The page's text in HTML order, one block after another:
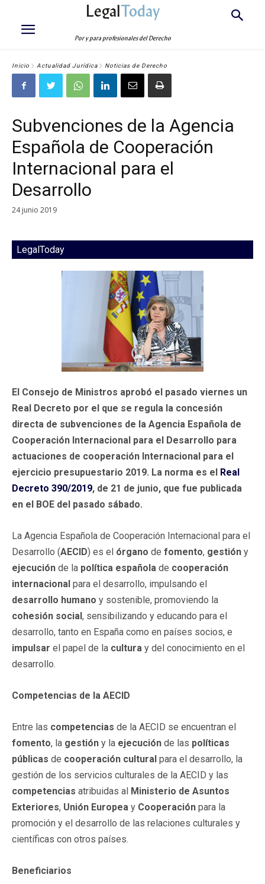
LegalToday
Por y para profesionales del Derecho
Inicio Actualidad Jurídica Noticias de Derecho
Subvenciones de la Agencia
Española de Cooperación
Internacional para el
Desarrollo
24 junio 2019
LegalToday
El Consejo de Ministros aprobó el pasado viernes un
Real Decreto por el que se regula la concesión
directa de subvenciones de la Agencia Española de
Cooperación Internacional para el Desarrollo para
actuaciones de cooperación Internacional para el
ejercicio presupuestario 2019. La norma es el Real
Decreto 390/2019, de 21 de junio, que fue publicada
en el BOE del pasado sábado.
La Agencia Española de Cooperación Internacional para el
Desarrollo (AECID) es el órgano de fomento, gestión y
ejecución de la política española de cooperación
internacional para el desarrollo, impulsando el
desarrollo humano y sostenible, promoviendo la
cohesión social, sensibilizando y educando para el
desarrollo, tanto en España como en países socios, e
impulsar el papel de la cultura y del conocimiento en el
desarrollo.
Competencias de la AECID
Entre las competencias de la AECID se encuentran el
fomento, la gestión y la ejecución de las políticas
públicas de cooperación cultural para el desarrollo, la
gestión de los servicios culturales de la AECID y las
competencias atribuidas al Ministerio de Asuntos
Exteriores, Unión Europea y Cooperación para la
promoción y el desarrollo de las relaciones culturales y
científicas con otros países.
Beneficiarios